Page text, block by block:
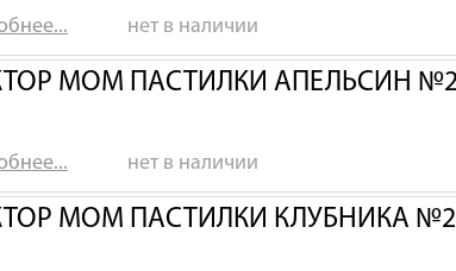
нет в наличии
МОМ ПАСТИЛКИ АПЕЛЬСИН
нет в наличии
МОМ ПАСТИЛКИ КЛУБНИКА